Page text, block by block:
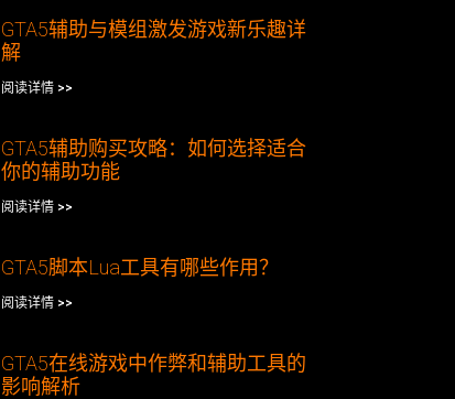
GTA5辅助与模组激发游戏新乐趣详
解
阅读详情 >>
GTA5辅助购买攻略：如何选择适合
你的辅助功能
阅读详情 >>
GTA5脚本Lua工具有哪些作用？
阅读详情 >>
GTA5在线游戏中作弊和辅助工具的
影响解析